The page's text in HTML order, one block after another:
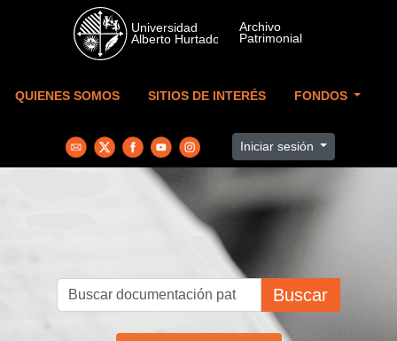
Skip to main content
QUIENES SOMOS SITIOS DE INTERÉS FONDOS
Iniciar sesión
Buscar